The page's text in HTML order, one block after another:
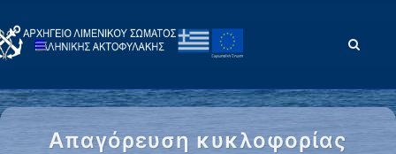
Απαγόρευση κυκλοφορίας